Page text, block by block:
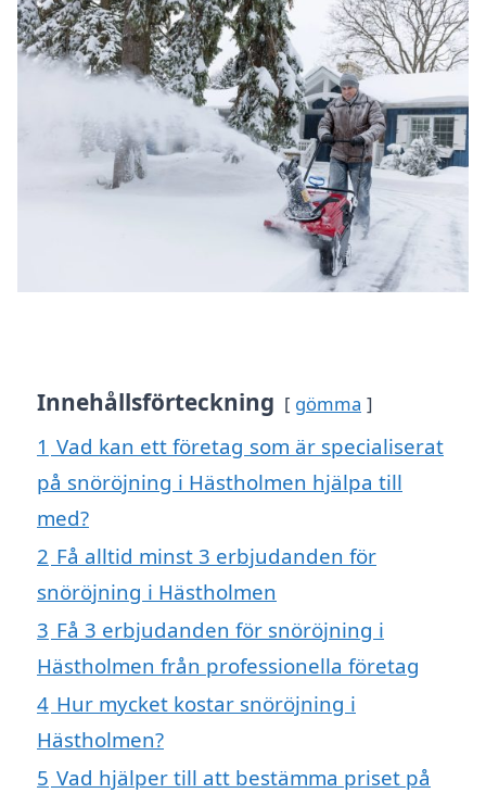
Innehållsförteckning gömma
1 Vad kan ett företag som är specialiserat
på snöröjning i Hästholmen hjälpa till
med?
2 Få alltid minst 3 erbjudanden för
snöröjning i Hästholmen
3 Få 3 erbjudanden för snöröjning i
Hästholmen från professionella företag
4 Hur mycket kostar snöröjning i
Hästholmen?
5 Vad hjälper till att bestämma priset på